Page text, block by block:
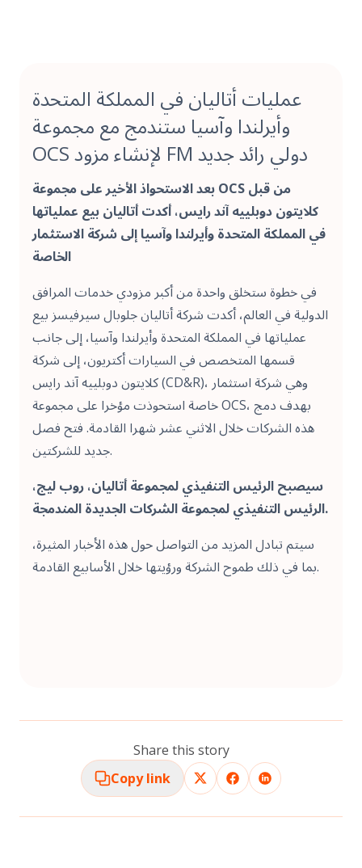
عمليات أتاليان في المملكة المتحدة
وأيرلندا وآسيا ستندمج مع مجموعة
OCS لإنشاء مزود FM دولي رائد جديد
بعد الاستحواذ الأخير على مجموعة OCS من قبل
كلايتون دوبلييه آند رايس، أكدت أتاليان بيع عملياتها
في المملكة المتحدة وأيرلندا وآسيا إلى شركة الاستثمار
الخاصة
في خطوة ستخلق واحدة من أكبر مزودي خدمات المرافق
الدولية في العالم، أكدت شركة أتاليان جلوبال سيرفيسز بيع
عملياتها في المملكة المتحدة وأيرلندا وآسيا، إلى جانب
قسمها المتخصص في السيارات أكتريون، إلى شركة
كلايتون دوبلييه آند رايس (CD&R)، وهي شركة استثمار
خاصة استحوذت مؤخرا على مجموعة OCS، بهدف دمج
هذه الشركات خلال الاثني عشر شهرا القادمة. فتح فصل
جديد للشركتين.
سيصبح الرئيس التنفيذي لمجموعة أتاليان، روب ليج،
الرئيس التنفيذي لمجموعة الشركات الجديدة المندمجة.
سيتم تبادل المزيد من التواصل حول هذه الأخبار المثيرة،
بما في ذلك طموح الشركة ورؤيتها خلال الأسابيع القادمة.
Share this story
Copy link